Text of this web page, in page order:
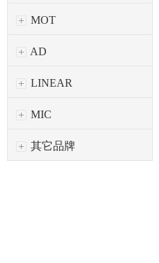
MOT
AD
LINEAR
MIC
其它品牌